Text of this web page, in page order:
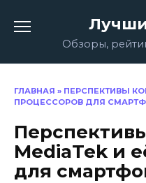
содержаниюОбзоры,
ГЛАВНАЯ » ПЕРСПЕКТИВЫ
ПРОЦЕССОРОВ ДЛЯ
MediaTek и
для